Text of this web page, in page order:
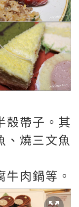
殼帶子。其
、燒三文魚
肉鍋等。